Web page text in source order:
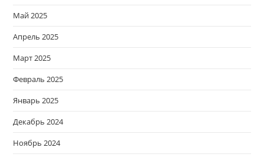
Май 2025
Апрель 2025
Март 2025
Февраль 2025
Январь 2025
Декабрь 2024
Ноябрь 2024